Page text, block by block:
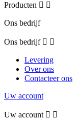
Producten  
Ons bedrijf
Ons bedrijf  
Levering
Over ons
Contacteer ons
Uw account
Uw account  